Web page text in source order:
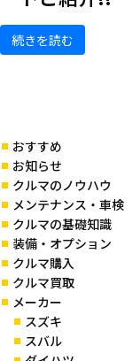
続きを読む
おすすめ
お知らせ
クルマのノウハウ
メンテナンス・車検
クルマの基礎知識
装備・オプション
クルマ購入
クルマ買取
メーカー
スズキ
スバル